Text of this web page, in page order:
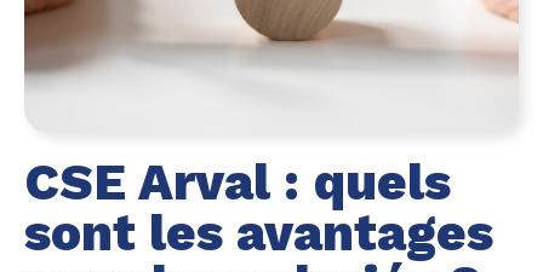
CSE Arval : quels
sont les avantages